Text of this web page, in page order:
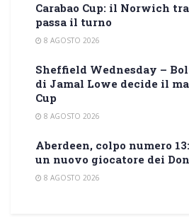
Carabao Cup: il Norwich
passa il turno
8 AGOSTO 2026
Sheffield Wednesday –
di Jamal Lowe decide il
Cup
8 AGOSTO 2026
Aberdeen, colpo numero
un nuovo giocatore dei
8 AGOSTO 2026